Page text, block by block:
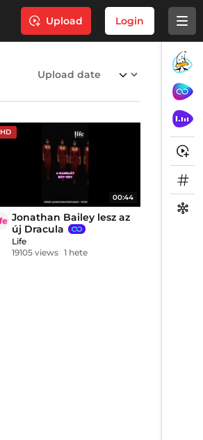
Upload Login
HD
00:44
Jonathan Bailey lesz az
új Dracula
Life
19105 views 1 hete